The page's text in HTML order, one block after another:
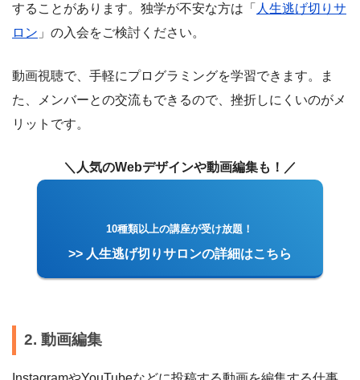
することがあります。独学が不安な方は「 人生逃げ切りサ
ロン 」の入会をご検討ください。
動画視聴で、手軽にプログラミングを学習できます。ま
た、メンバーとの交流もできるので、挫折しにくいのがメ
リットです。
＼人気のWebデザインや動画編集も！／
10種類以上の講座が受け放題！
>> 人生逃げ切りサロンの詳細はこちら
2. 動画編集